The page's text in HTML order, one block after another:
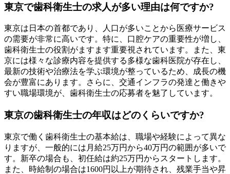
東京で歯科衛生士の求人が多い理由は何ですか?
東京は日本の首都であり、人口が多いことから医療サービス
の需要が非常に高いです。特に、口腔ケアの重要性が増し、
歯科衛生士の役割がますます重要視されています。また、東
京には様々な診療内容を提供する多様な歯科医院が存在し、
最新の技術や治療法を学ぶ環境が整っているため、成長の機
会が豊富にあります。さらに、交通インフラの発達と働きや
すい職場環境が、歯科衛生士の応募者を魅了しています。
東京の歯科衛生士の年収はどのくらいですか?
東京で働く歯科衛生士の基本給は、職場や経験によって異な
りますが、一般的には月給25万円から40万円の範囲が多いで
す。新卒の場合も、初任給は約25万円からスタートします。
また、時給制の場合は1600円以上が期待され、残業手当や昇